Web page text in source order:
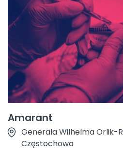
Amarant
Generała Wilhelma Orlik-
Częstochowa